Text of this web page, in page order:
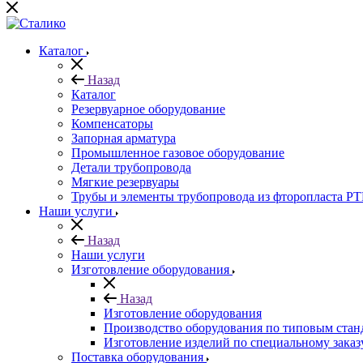
Каталог
Назад
Каталог
Резервуарное оборудование
Компенсаторы
Запорная арматура
Промышленное газовое оборудование
Детали трубопровода
Мягкие резервуары
Трубы и элементы трубопровода из фторопласта
Наши услуги
Назад
Наши услуги
Изготовление оборудования
Назад
Изготовление оборудования
Производство оборудования по типовым
Изготовление изделий по специальному
Поставка оборудования